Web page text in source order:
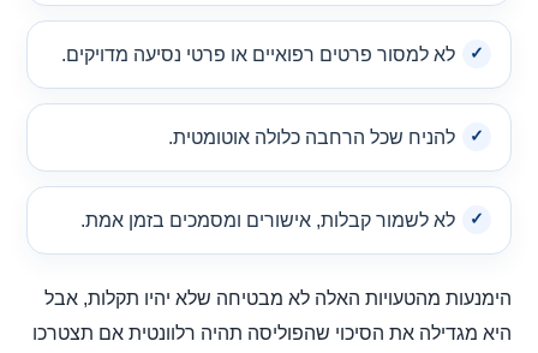
לא למסור פרטים רפואיים או פרטי נסיעה מדויקים.
להניח שכל הרחבה כלולה אוטומטית.
לא לשמור קבלות, אישורים ומסמכים בזמן אמת.
הימנעות מהטעויות האלה לא מבטיחה שלא יהיו תקלות, אבל
היא מגדילה את הסיכוי שהפוליסה תהיה רלוונטית אם תצטרכו